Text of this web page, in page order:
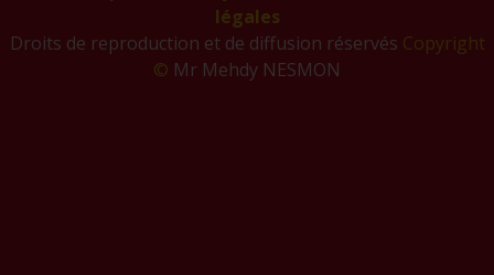
légales
Droits de reproduction et de diffusion réservés Copyright
© Mr Mehdy NESMON